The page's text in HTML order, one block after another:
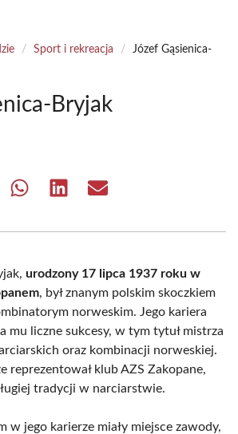
/ Sport i rekreacja /
Józef Gąsienica-
Bryjak
Share Share Share
urodzony 17 lipca 1937 roku w
, był znanym polskim skoczkiem
norweskim. Jego kariera
mu liczne sukcesy, w tym tytuł mistrza
oraz kombinacji norweskiej.
reprezentował klub AZS Zakopane,
tradycji w narciarstwie.
w jego karierze miały miejsce zawody,